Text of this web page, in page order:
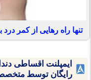
تنها راه رهایی از کمر
ایمپلنت اقساطی
رایگان توسط